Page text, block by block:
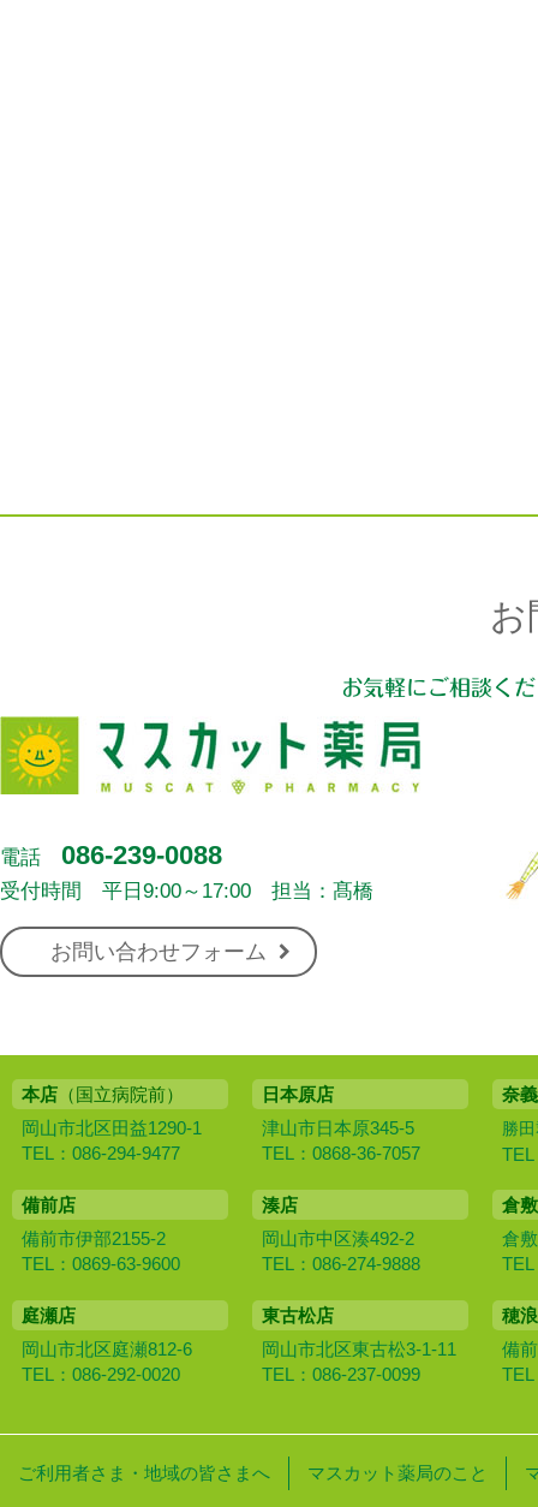
お
お気軽にご相談く
電話 086-239-0088
受付時間 平日9:00～17:00 担当：髙橋
お問い合わせフォーム
本店 （国立病院前）
岡山市北区田益1290-1
TEL：086-294-9477
日本原店
津山市日本原345-5
TEL：0868-36-7057
奈
勝
TEL
備前店
備前市伊部2155-2
TEL：0869-63-9600
湊店
岡山市中区湊492-2
TEL：086-274-9888
倉
倉
TEL
庭瀬店
岡山市北区庭瀬812-6
TEL：086-292-0020
東古松店
岡山市北区東古松3-1-11
TEL：086-237-0099
穂
備
TEL
ご利用者さま・地域の皆さまへ マスカット薬局のこと